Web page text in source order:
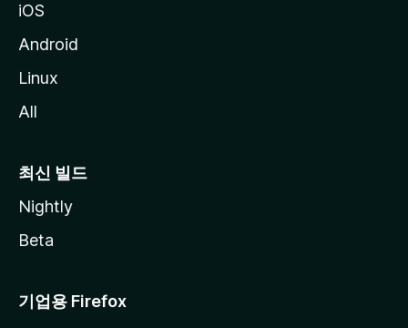
iOS
Android
Linux
All
최신 빌드
Nightly
Beta
기업용 Firefox